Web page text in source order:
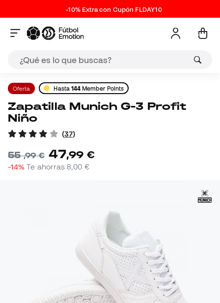
-10% Extra con Cupón FLDAY10
Oferta Hasta 144 Member Points
Zapatilla Munich G-3 Profit
Niño
(37)
55,99 € 47,99 €
-14% Te ahorras8,00 €